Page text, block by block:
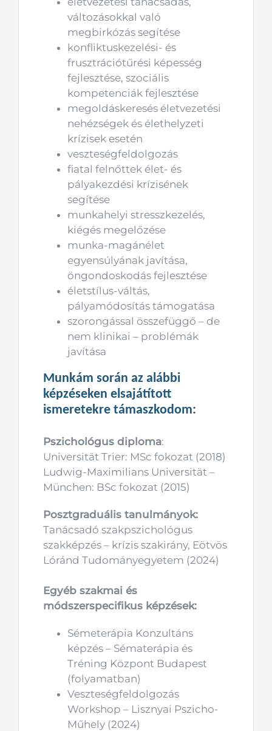
változásokkal való
megbirkózás segítése
konfliktuskezelési- és
frusztrációtűrési képesség
fejlesztése, szociális
kompetenciák fejlesztése
megoldáskeresés életvezetési
nehézségek és élethelyzeti
krízisek esetén
veszteségfeldolgozás
fiatal felnőttek élet- és
pályakezdési krízisének
segítése
munkahelyi stresszkezelés,
kiégés megelőzése
munka-magánélet
egyensúlyának javítása,
öngondoskodás fejlesztése
életstílus-váltás,
pályamódosítás támogatása
szorongással összefüggő – de
nem klinikai – problémák
javítása
Munkám során az alábbi
képzéseken elsajátított
ismeretekre támaszkodom:
Pszichológus diploma:
Universität Trier: MSc fokozat (2018)
Ludwig-Maximilians Universität –
München: BSc fokozat (2015)
Posztgraduális tanulmányok:
Tanácsadó szakpszichológus
szakképzés – krízis szakirány, Eötvös
Lóránd Tudományegyetem (2024)
Egyéb szakmai és
módszerspecifikus képzések:
Sémeterápia Konzultáns
képzés – Sématerápia és
Tréning Központ Budapest
(folyamatban)
Veszteségfeldolgozás
Workshop – Lisznyai Pszicho-
Műhely (2024)